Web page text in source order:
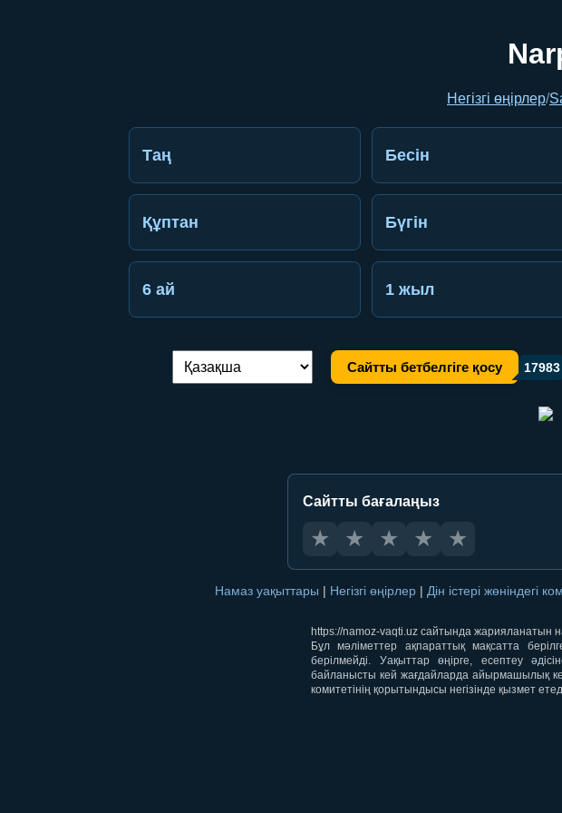
Негізгі өңірлер/
Таң Бесін
Құптан Бүгін
6 ай 1 жыл
Тілді ауыстыру: Сайтты бетбелгіге қосу 17983
Сайтты бағалаңыз
★ ★ ★ ★ ★
Намаз уақыттары | Негізгі өңірлер | Дін істері жөніндегі
https://namoz-vaqti.uz сайтында жарияланатын
Бұл мәліметтер ақпараттық мақсатта
берілмейді. Уақыттар өңірге, есептеу
байланысты кей жағдайларда айырмашылық
комитетінің қорытындысы негізінде қызмет